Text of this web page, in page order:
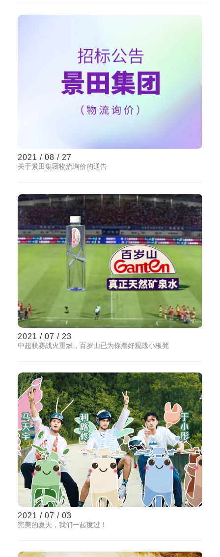
2021 / 08 / 27
关于景田集团物流询价的通告
2021 / 07 / 23
中超联赛战火重燃，百岁山已为你摆好观战小板凳
2021 / 07 / 03
完美的夏天，我们一起度过！